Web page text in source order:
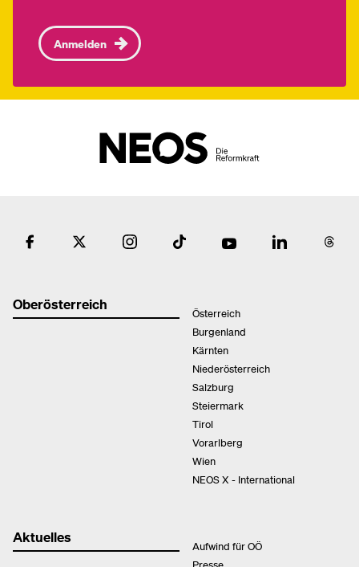
Anmelden
Oberösterreich
Österreich
Burgenland
Kärnten
Niederösterreich
Salzburg
Steiermark
Tirol
Vorarlberg
Wien
NEOS X - International
Aktuelles
Aufwind für OÖ
Presse